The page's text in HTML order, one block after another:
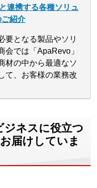
連携する各種ソリュ
紹介
要となる製品やソリ
会では「ApaRevo」
材の中から最適なソ
て、お客様の業務改
ジネスに役立つ
届けしていま